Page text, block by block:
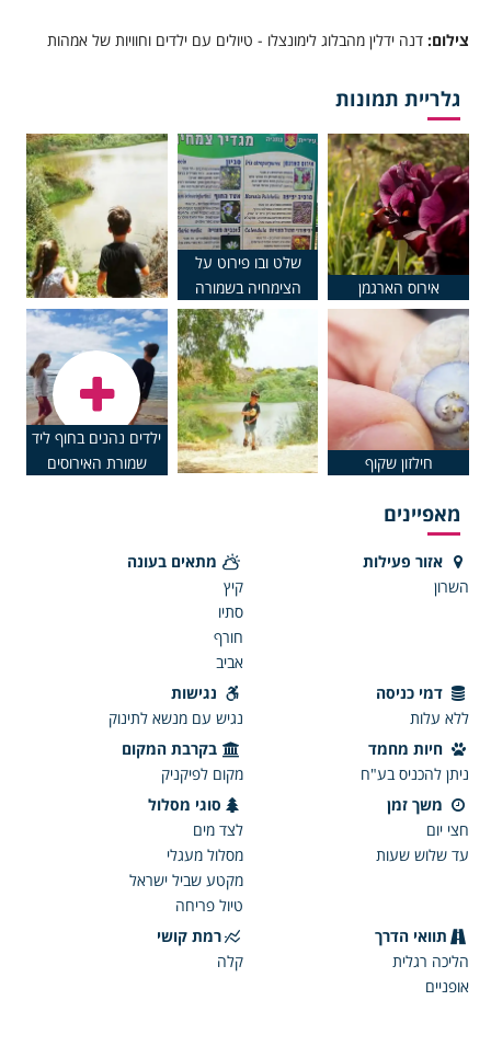
צילום: דנה ידלין מהבלוג לימונצלו - טיולים עם ילדים וחוויות של אמהות
גלריית תמונות
אירוס הארגמן
שלט ובו פירוט על
הצימחיה בשמורה
חילזון שקוף
ילדים נהנים בחוף ליד
שמורת האירוסים
מאפיינים
אזור פעילות
השרון
מתאים בעונה
קיץ
סתיו
חורף
אביב
דמי כניסה
ללא עלות
נגישות
נגיש עם מנשא לתינוק
חיות מחמד
ניתן להכניס בע"ח
בקרבת המקום
מקום לפיקניק
משך זמן
חצי יום
עד שלוש שעות
סוגי מסלול
לצד מים
מסלול מעגלי
מקטע שביל ישראל
טיול פריחה
תוואי הדרך
הליכה רגלית
אופניים
רמת קושי
קלה